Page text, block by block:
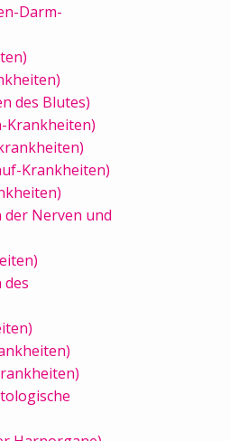
Darm-
des Blutes)
Krankheiten)
Krankheiten)
Nerven und